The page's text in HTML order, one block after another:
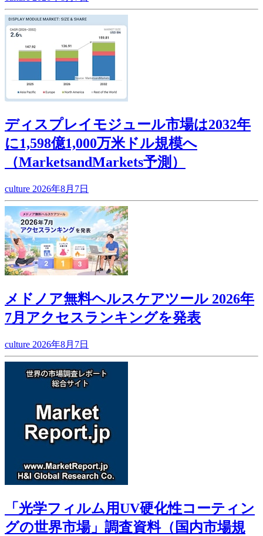
ディスプレイモジュール市場は2032年
に1,598億1,000万米ドル規模へ
（MarketsandMarkets予測）
culture 2026年8月7日
メドノア無料ヘルスケアツール 2026年
7月アクセスランキングを発表
culture 2026年8月7日
「光学フィルム用UV硬化性コーティン
グの世界市場」調査資料（国内市場規